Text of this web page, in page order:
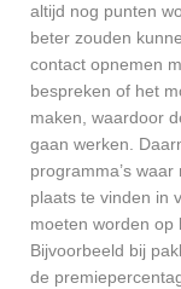
altijd nog punten
beter zouden
contact opnemen
bespreken of het
maken, waardoor
gaan werken.
programma’s
plaats te vinden in
moeten worden op
Bijvoorbeeld bij
de